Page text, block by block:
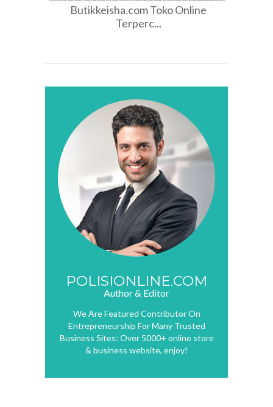
Butikkeisha.com Toko Online
Terperc...
POLISIONLINE.COM
Author & Editor
We Are Featured Contributor On
Entrepreneurship For Many Trusted
Business Sites: Over 5000+ online store
& business website, enjoy!